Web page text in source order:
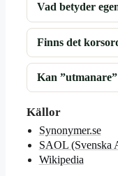
Vad betyder
Finns det
Kan
Källor
Synonymer.se
SAOL (Svenska
Wikipedia